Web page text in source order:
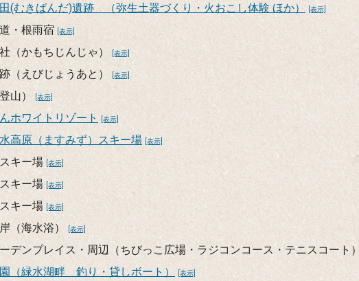
(むきばんだ)遺跡 （弥生土器づくり・火おこし体験 ほか） [表示]
・根雨宿 [表示]
（かもちじんじゃ） [表示]
（えびじょうあと） [表示]
山） [表示]
ホワイトリゾート [表示]
高原（ますみず）スキー場 [表示]
キー場 [表示]
キー場 [表示]
キー場 [表示]
（海水浴） [表示]
デンプレイス・周辺（ちびっこ広場・ラジコンコース・テニスコート）
（緑水湖畔 釣り・貸しボート） [表示]